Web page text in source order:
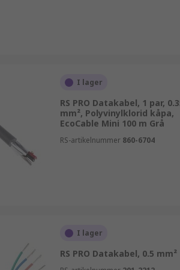
I lager
RS PRO Datakabel, 1 par,
mm², Polyvinylklorid kåpa,
EcoCable Mini 100 m Grå
RS-artikelnummer 860-6704
I lager
RS PRO Datakabel, 0.5 mm²